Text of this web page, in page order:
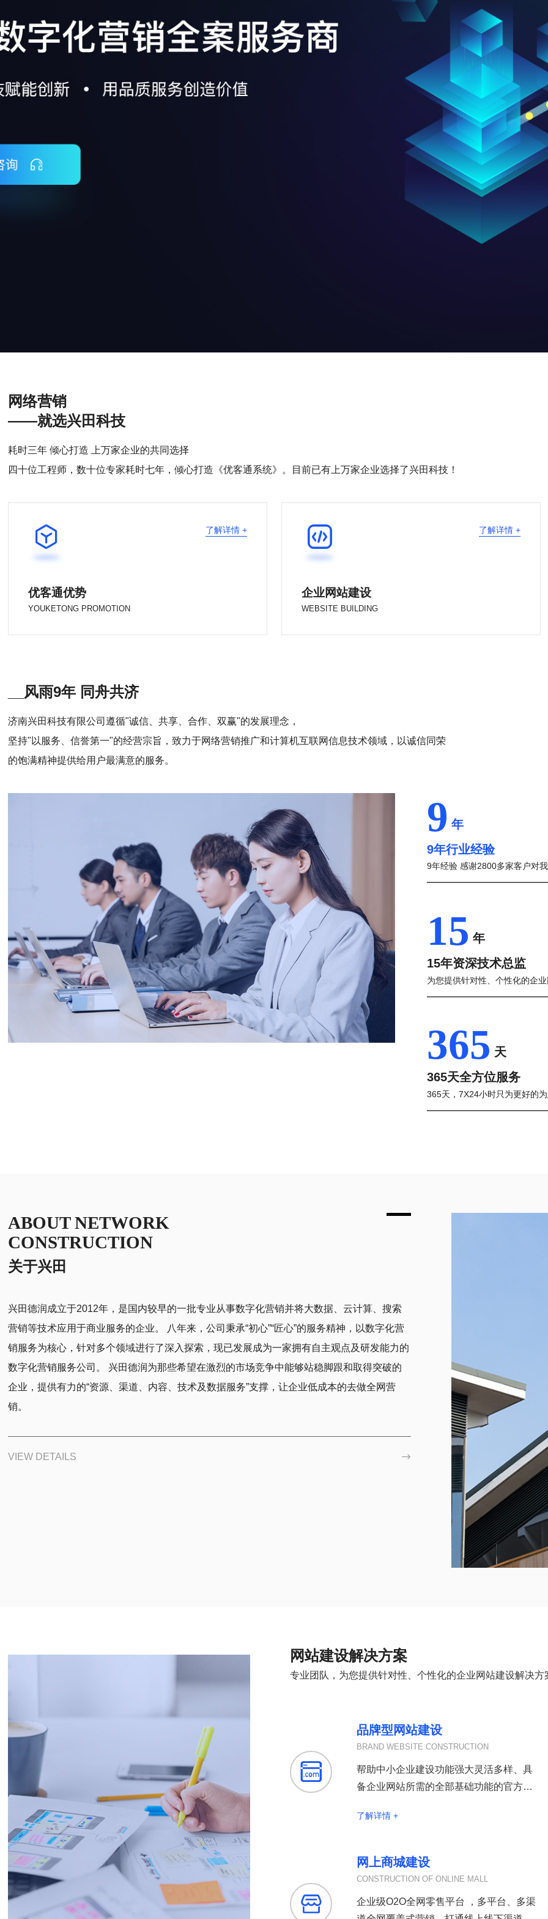
网络营销
——就选兴田科技
耗时三年 倾心打造 上万家企业的共同选择
四十位工程师，数十位专家耗时七年，倾心打造《优客通系统》。目前已有上万家企业选择了兴田科技！

优客通优势
YOUKETONG PROMOTION
了解详情 + 
企业网站建设
WEBSITE BUILDING
了解详情 +
__风雨9年 同舟共济
济南兴田科技有限公司遵循"诚信、共享、合作、双赢"的发展理念，
坚持"以服务、信誉第一"的经营宗旨，致力于网络营销推广和计算机互联网信息技术领域，以诚信同荣
的饱满精神提供给用户最满意的服务。
9 年
9年行业经验
9年经验 感谢2800多家客户对
15 年
15年资深技术总监
为您提供针对性、个性化的企
365 天
365天全方位服务
365天，7X24小时只为更好的
ABOUT NETWORK
CONSTRUCTION
关于兴田
兴田德润成立于2012年，是国内较早的一批专业从事数字化营销并将大数据、云计算、搜索
营销等技术应用于商业服务的企业。 八年来，公司秉承“初心”“匠心”的服务精神，以数字化营
销服务为核心，针对多个领域进行了深入探索，现已发展成为一家拥有自主观点及研发能力的
数字化营销服务公司。 兴田德润为那些希望在激烈的市场竞争中能够站稳脚跟和取得突破的
企业，提供有力的“资源、渠道、内容、技术及数据服务”支撑，让企业低成本的去做全网营
销。
VIEW DETAILS 
网站建设解决方案
专业团队，为您提供针对性、个性化的企业网站建设解决方

品牌型网站建设
BRAND WEBSITE CONSTRUCTION
帮助中小企业建设功能强大灵活多样、具
备企业网站所需的全部基础功能的官方网
了解详情 +

网上商城建设
CONSTRUCTION OF ONLINE MALL
企业级O2O全网零售平台 ，多平台、多渠